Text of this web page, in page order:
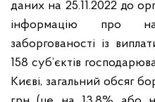
даних на 25.11.2022 до
інформацію про
заборгованості із
158 суб’єктів
Києві, загальний обсяг